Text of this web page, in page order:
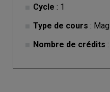
Cycle : 1
Type de cours :
Nombre de crédits